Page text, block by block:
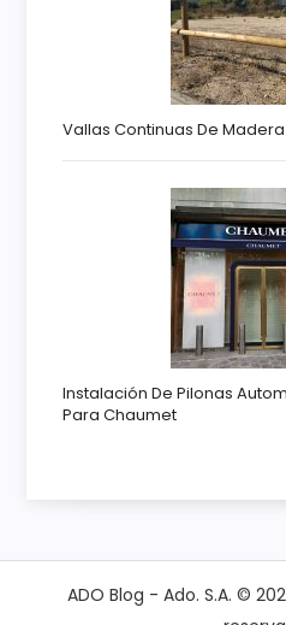
Vallas Continuas De Madera
Instalación De Pilonas
Para Chaumet
ADO Blog - Ado. S.A. ©